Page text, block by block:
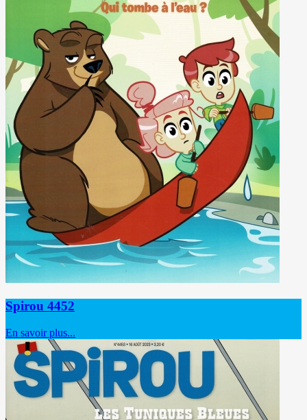
Spirou 4452
En savoir plus...